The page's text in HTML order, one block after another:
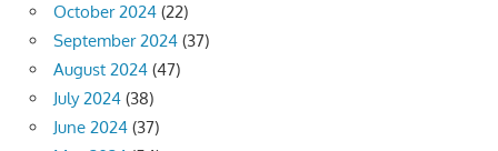
October 2024 (22)
September 2024 (37)
August 2024 (47)
July 2024 (38)
June 2024 (37)